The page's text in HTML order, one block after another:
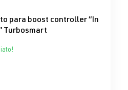
0 de 5 estrellas
para boost controller “In
Turbosmart